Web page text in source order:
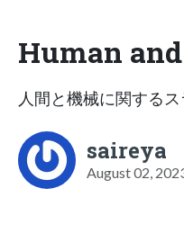
Human
人間と機械に関する
saireya
August 02,